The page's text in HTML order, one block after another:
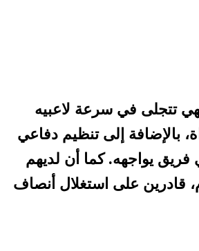
تتجلى في سرعة لاعبيه
بالإضافة إلى تنظيم دفاعي
يواجهه. كما أن لديهم
قادرين على استغلال أنصاف